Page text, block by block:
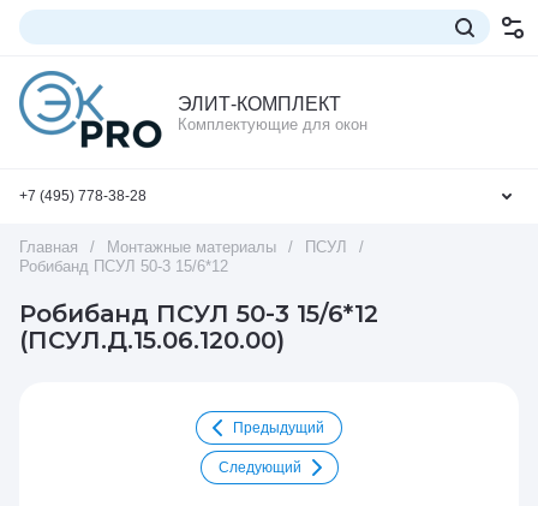
ЭЛИТ-КОМПЛЕКТ
Комплектующие для окон
+7 (495) 778-38-28
Главная / Монтажные материалы / ПСУЛ
/
Робибанд ПСУЛ 50-3 15/6*12
Робибанд ПСУЛ 50-3 15/6*12
(ПСУЛ.Д.15.06.120.00)
Предыдущий
Следующий